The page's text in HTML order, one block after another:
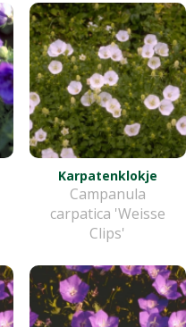
Karpatenklokje
Campanula
carpatica 'Weisse
Clips'